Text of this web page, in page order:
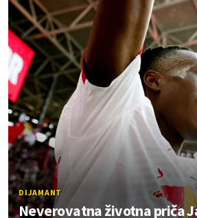
DIJAMANT
Neverovatna životna priča